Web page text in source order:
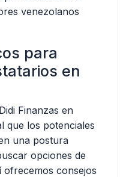
venezolanos
para
en
Finanzas en
que los potenciales
una postura
opciones de
ofrecemos consejos